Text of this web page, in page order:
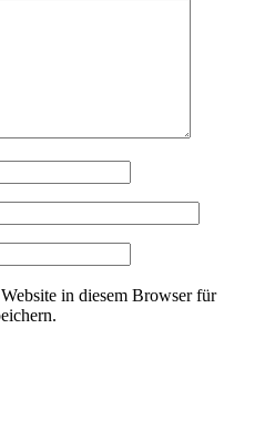
in diesem Browser für